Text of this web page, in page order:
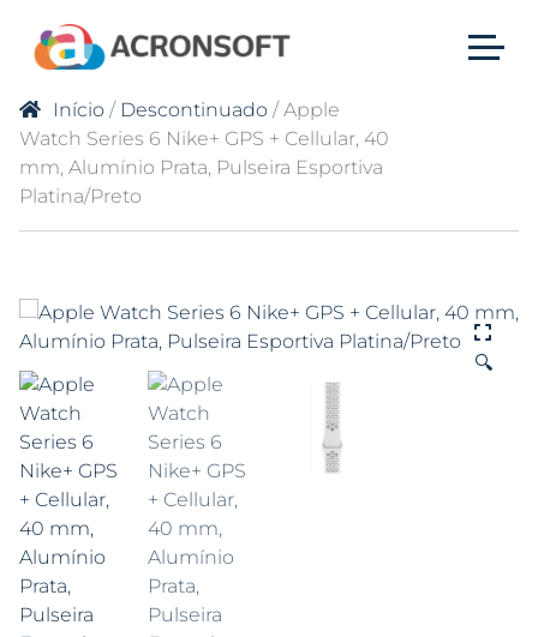
Início / Descontinuado / Apple
Watch Series 6 Nike+ GPS + Cellular, 40
mm, Alumínio Prata, Pulseira Esportiva
Platina/Preto
🔍